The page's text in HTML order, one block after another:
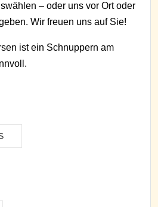
– oder uns vor Ort oder
Wir freuen uns auf Sie!
ist ein Schnuppern am